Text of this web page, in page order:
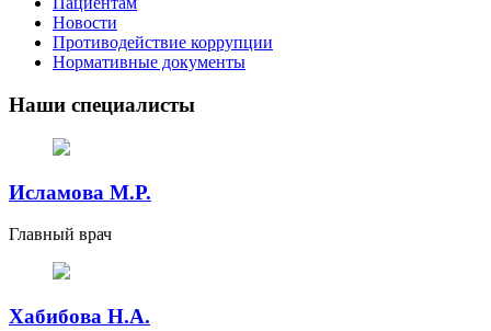
Новости
Противодействие коррупции
Нормативные документы
Наши специалисты
Исламова М.Р.
Главный врач
Хабибова Н.А.